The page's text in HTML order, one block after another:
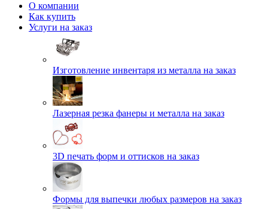
О компании
Как купить
Услуги на заказ
Изготовление инвентаря из металла на заказ
Лазерная резка фанеры и металла на заказ
3D печать форм и оттисков на заказ
Формы для выпечки любых размеров на заказ